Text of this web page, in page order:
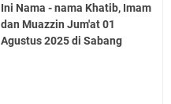
Ini Nama - nama Khatib, Imam
dan Muazzin Jum'at 01
Agustus 2025 di Sabang